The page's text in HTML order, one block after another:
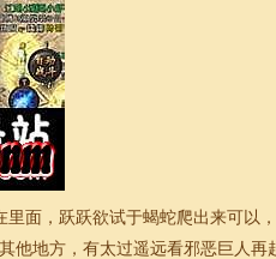
面，跃跃欲试于蝎蛇爬出来可以
他地方，有太过遥远看邪恶巨人再